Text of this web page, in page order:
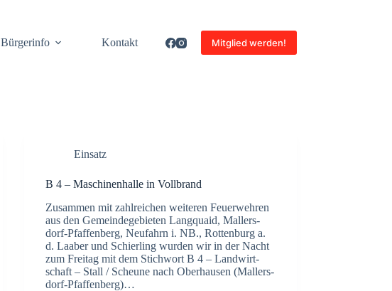
Bür­ger­info Kon­takt Mitglied werden!
Einsatz
B 4 – Maschi­nen­hal­le in Voll­brand
Zusam­men mit zahl­rei­chen wei­te­ren Feu­er­weh­ren
aus den Gemein­de­ge­bie­ten Lang­quaid, Mal­­ler­s­­
dorf-Pfaf­­fen­­berg, Neu­fahrn i. NB., Rot­ten­burg a.
d. Laaber und Schier­ling wur­den wir in der Nacht
zum Frei­tag mit dem Stich­wort B 4 – Land­wirt­
schaft – Stall / Scheu­ne nach Ober­hau­sen (Mal­­ler­s­­
dorf-Pfaf­­fen­­berg)…